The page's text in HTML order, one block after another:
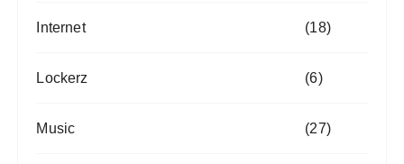
Internet (18)
Lockerz (6)
Music (27)